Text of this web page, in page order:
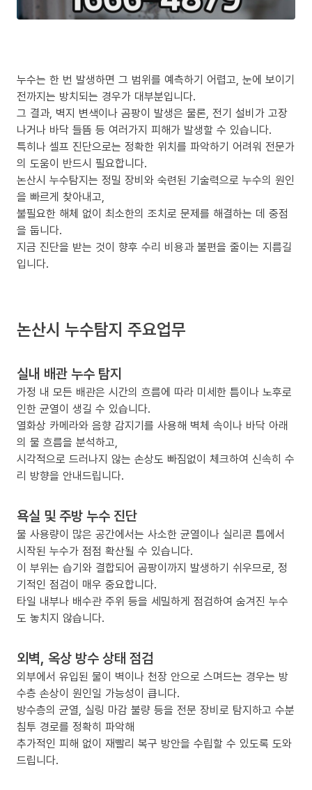
누수는 한 번 발생하면 그 범위를 예측하기 어렵고, 눈에 보이기
전까지는 방치되는 경우가 대부분입니다.
그 결과, 벽지 변색이나 곰팡이 발생은 물론, 전기 설비가 고장
나거나 바닥 들뜸 등 여러가지 피해가 발생할 수 있습니다.
특히나 셀프 진단으로는 정확한 위치를 파악하기 어려워 전문가
의 도움이 반드시 필요합니다.
논산시 누수탐지는 정밀 장비와 숙련된 기술력으로 누수의 원인
을 빠르게 찾아내고,
불필요한 해체 없이 최소한의 조치로 문제를 해결하는 데 중점
을 둡니다.
지금 진단을 받는 것이 향후 수리 비용과 불편을 줄이는 지름길
입니다.
논산시 누수탐지 주요업무
실내 배관 누수 탐지
가정 내 모든 배관은 시간의 흐름에 따라 미세한 틈이나 노후로
인한 균열이 생길 수 있습니다.
열화상 카메라와 음향 감지기를 사용해 벽체 속이나 바닥 아래
의 물 흐름을 분석하고,
시각적으로 드러나지 않는 손상도 빠짐없이 체크하여 신속히 수
리 방향을 안내드립니다.
욕실 및 주방 누수 진단
물 사용량이 많은 공간에서는 사소한 균열이나 실리콘 틈에서
시작된 누수가 점점 확산될 수 있습니다.
이 부위는 습기와 결합되어 곰팡이까지 발생하기 쉬우므로, 정
기적인 점검이 매우 중요합니다.
타일 내부나 배수관 주위 등을 세밀하게 점검하여 숨겨진 누수
도 놓치지 않습니다.
외벽, 옥상 방수 상태 점검
외부에서 유입된 물이 벽이나 천장 안으로 스며드는 경우는 방
수층 손상이 원인일 가능성이 큽니다.
방수층의 균열, 실링 마감 불량 등을 전문 장비로 탐지하고 수분
침투 경로를 정확히 파악해
추가적인 피해 없이 재빨리 복구 방안을 수립할 수 있도록 도와
드립니다.